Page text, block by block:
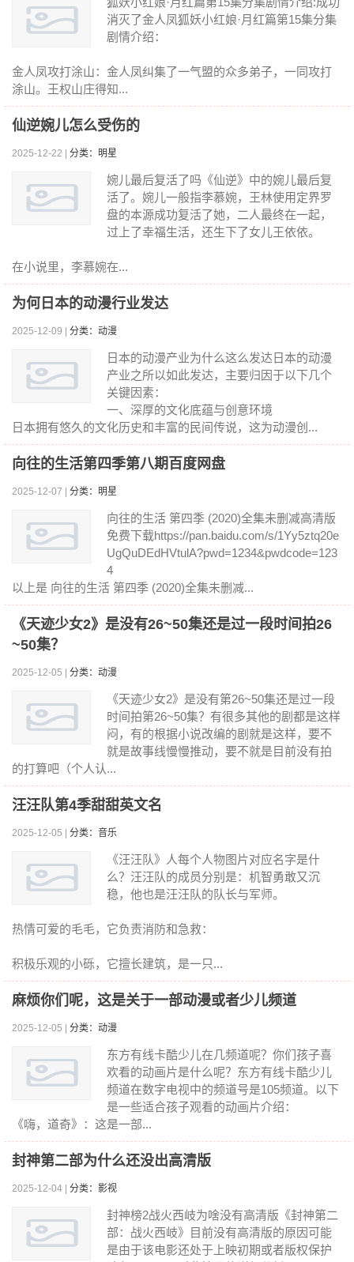
消灭了金人凤狐妖小红娘·月红篇第15集分集
剧情介绍：
金人凤攻打涂山：金人凤纠集了一气盟的众多弟子，一同攻打
涂山。王权山庄得知...
仙逆婉儿怎么受伤的
2025-12-22 | 分类：明星
婉儿最后复活了吗《仙逆》中的婉儿最后复
活了。婉儿一般指李慕婉，王林使用定界罗
盘的本源成功复活了她，二人最终在一起，
过上了幸福生活，还生下了女儿王依依。
在小说里，李慕婉在...
为何日本的动漫行业发达
2025-12-09 | 分类：动漫
日本的动漫产业为什么这么发达日本的动漫
产业之所以如此发达，主要归因于以下几个
关键因素：
一、深厚的文化底蕴与创意环境
日本拥有悠久的文化历史和丰富的民间传说，这为动漫创...
向往的生活第四季第八期百度网盘
2025-12-07 | 分类：明星
向往的生活 第四季 (2020)全集未删减高清版
免费下载https://pan.baidu.com/s/1Yy5ztq20e
UgQuDEdHVtulA?pwd=1234&pwdcode=123
4
以上是 向往的生活 第四季 (2020)全集未删减...
《天迹少女2》是没有26~50集还是过一段时间拍26
~50集？
2025-12-05 | 分类：动漫
《天迹少女2》是没有第26~50集还是过一段
时间拍第26~50集？有很多其他的剧都是这样
闷，有的根据小说改编的剧就是这样，要不
就是故事线慢慢推动，要不就是目前没有拍
的打算吧（个人认...
汪汪队第4季甜甜英文名
2025-12-05 | 分类：音乐
《汪汪队》人每个人物图片对应名字是什
么？汪汪队的成员分别是：机智勇敢又沉
稳，他也是汪汪队的队长与军师。
热情可爱的毛毛，它负责消防和急救：
积极乐观的小砾，它擅长建筑，是一只...
麻烦你们呢，这是关于一部动漫或者少儿频道
2025-12-05 | 分类：动漫
东方有线卡酷少儿在几频道呢？你们孩子喜
欢看的动画片是什么呢？东方有线卡酷少儿
频道在数字电视中的频道号是105频道。以下
是一些适合孩子观看的动画片介绍：
《嗨，道奇》：这是一部...
封神第二部为什么还没出高清版
2025-12-04 | 分类：影视
封神榜2战火西岐为啥没有高清版《封神第二
部：战火西岐》目前没有高清版的原因可能
是由于该电影还处于上映初期或者版权保护